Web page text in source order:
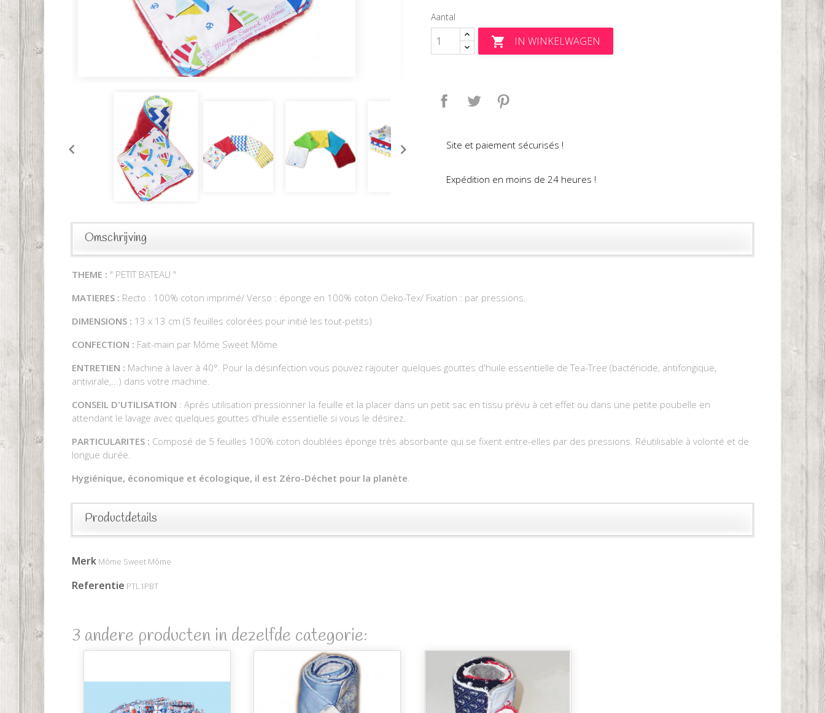
Aantal
 IN WINKELWAGEN
Delen Tweet
Site et paiement sécurisés !
Expédition en moins de 24 heures !
Omschrijving
THEME : " PETIT BATEAU "
MATIERES : Recto : 100% coton imprimé/ Verso : éponge en 100% coton Oeko-Tex/ Fixation : par pressions.
DIMENSIONS : 13 x 13 cm (5 feuilles colorées pour initié les tout-petits)
CONFECTION : Fait-main par Môme Sweet Môme
ENTRETIEN : Machine à laver à 40°. Pour la désinfection vous pouvez rajouter quelques gouttes d'huile essentielle de Tea-Tree (bactéricide, antifongique,
antivirale,...) dans votre machine.
CONSEIL D'UTILISATION : Après utilisation pressionner la feuille et la placer dans un petit sac en tissu prévu à cet effet ou dans une petite poubelle en
attendant le lavage avec quelques gouttes d'huile essentielle si vous le désirez.
PARTICULARITES : Composé de 5 feuilles 100% coton doublées éponge très absorbante qui se fixent entre-elles par des pressions. Réutilisable à volonté et de
longue durée.
Hygiénique, économique et écologique, il est Zéro-Déchet pour la planète
Productdetails
Merk Môme Sweet Môme
Referentie PTL1PBT
3 andere producten in dezelfde categorie: